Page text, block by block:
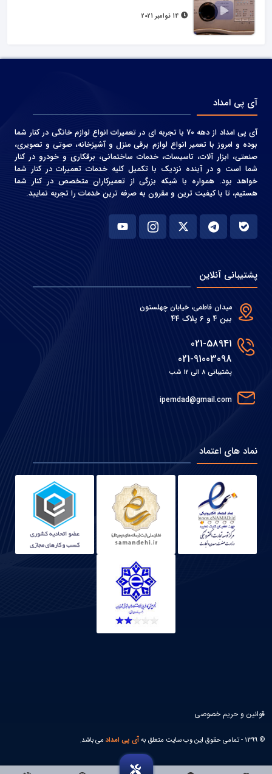
آی پی امداد
آی پی امداد از دهه 70 با تجربه ای در تعمیرات انواع لوازم خانگی در کنار شما
بوده و امروز با تعمیر انواع لوازم برقی منزل و آشپزخانه، صوتی و‌ تصویری،
صنعتی، ابزار آلات، تاسیسات، خدمات ساختمانی، برقکاری و خودرو در کنار
شما است و در آینده نزدیک با تکمیل کلیه خدمات تعمیرات در کنار شما
خواهد بود. همواره با شبکه بزرگی از تعمیرکاران متخصص در کنار شما
هستیم، تا با کیفیت ترین و مقرون به صرفه ترین خدمات را تجربه نمایید.
پشتیبانی آنلاین
میدان فاطمی، خیابان چهلستون
بین 4 و 6 پلاک 44
021-58941
021-91003098
پشتیبانی 8 الی 12 شب
ipemdad@gmail.com
نماد های اعتماد
© 1399 - تمامی حقوق این وب سایت متعلق به آی پی امدادمی باشد.
قوانین و حریم خصوصی